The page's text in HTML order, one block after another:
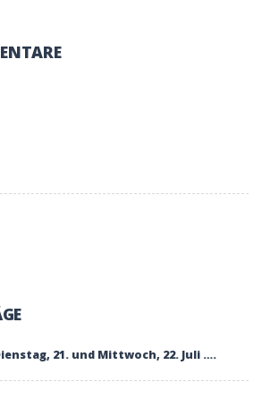
21. und Mittwoch, 22. Juli ….